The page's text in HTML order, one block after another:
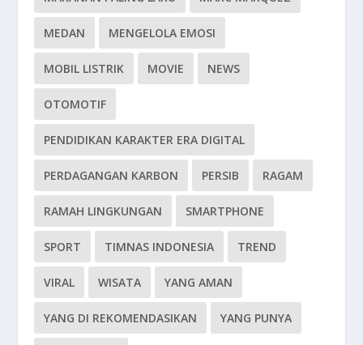
MEDAN MENGELOLA EMOSI
MOBIL LISTRIK MOVIE NEWS
OTOMOTIF
PENDIDIKAN KARAKTER ERA DIGITAL
PERDAGANGAN KARBON PERSIB RAGAM
RAMAH LINGKUNGAN SMARTPHONE
SPORT TIMNAS INDONESIA TREND
VIRAL WISATA YANG AMAN
YANG DI REKOMENDASIKAN YANG PUNYA